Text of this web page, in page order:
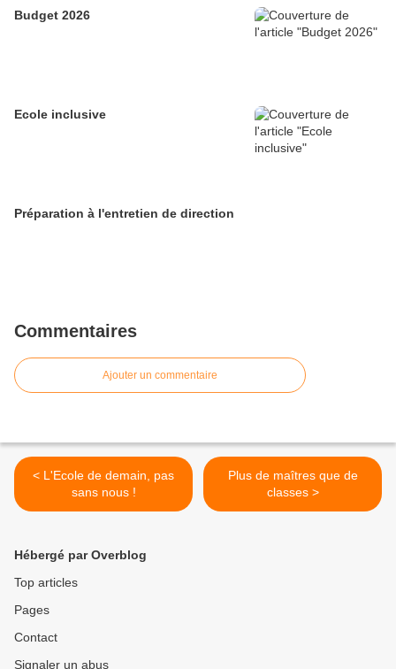
Budget 2026
Ecole inclusive
Préparation à l'entretien de direction
Commentaires
Ajouter un commentaire
< L'Ecole de demain, pas
sans nous !
Plus de maîtres que de
classes >
Hébergé par Overblog
Top articles
Pages
Contact
Signaler un abus